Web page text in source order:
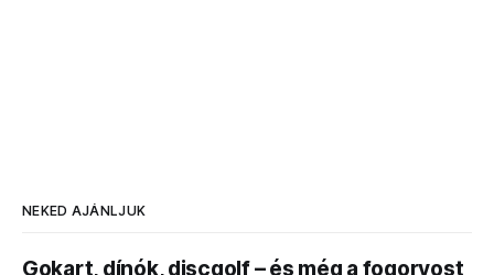
NEKED AJÁNLJUK
Gokart, dínók, discgolf – és még a fogorvost